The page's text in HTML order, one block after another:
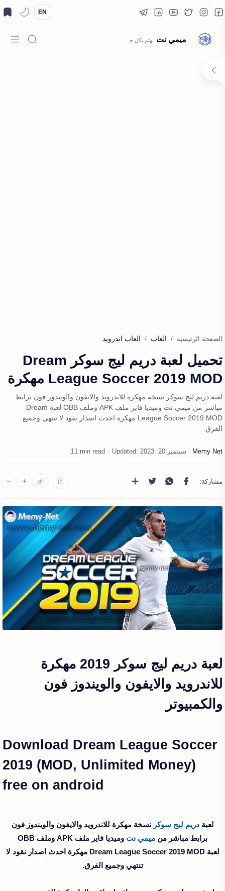
EN
ميمي نت
الصفحة الرئيسية العاب العاب اندرويد
تحميل لعبة دريم ليج سوكر Dream
League Soccer 2019 MOD مهكرة
لعبة دريم ليج سوكر نسخة مهكرة للاندرويد والايفون والويندوز فون برابط
مباشر من ميمي نت وميديا فاير ملف APK وملف OBB لعبة Dream
League Soccer 2019 MOD مهكرة احدث اصدار نقود لا تنتهي وجميع
الفرق.
11 min read
لعبة دريم ليج سوكر 2019 مهكرة
للاندرويد والايفون والويندوز فون
والكمبيوتر
Download Dream League Soccer
2019 (MOD, Unlimited Money)
free on android
لعبةدريم ليج سوكر نسخة مهكرة للاندرويد والايفون والويندوز فون
برابط مباشر من ميمي نت
وميديا فاير ملف APK وملف OBB
لعبة Dream League Soccer 2019 MOD مهكرة احدث اصدار نقود لا
تنتهي وجميع الفرق.